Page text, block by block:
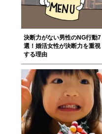
決断力がない男性のNG行動7
選！婚活女性が決断力を重視
する理由